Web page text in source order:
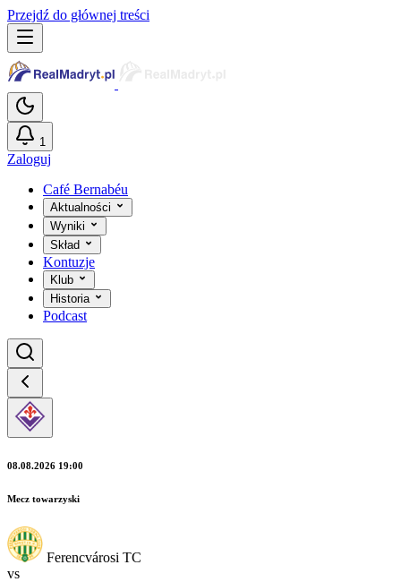
Przejdź do głównej treści
1
Zaloguj
Café Bernabéu
Aktualności
Wyniki
Skład
Kontuzje
Klub
Historia
Podcast
08.08.2026 19:00
Mecz towarzyski
Ferencvárosi TC
vs